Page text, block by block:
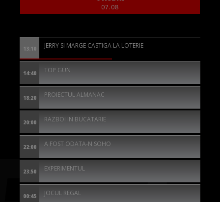
07.08
13:10 JERRY SI MARGE CASTIGA LA LOTERIE
14:40 TOP GUN
18:20 PROIECTUL ALMANAC
20:00 RAZBOI IN BUCATARIE
22:00 A FOST ODATA-N SOHO
23:50 EXPERIMENTUL
00:45 JOCUL REGAL